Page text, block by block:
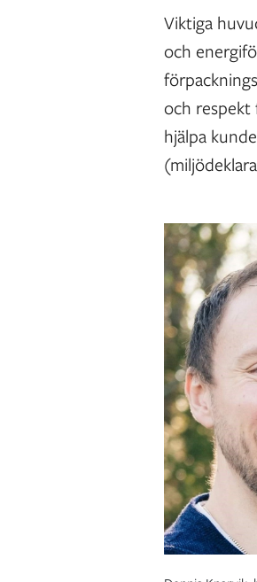
Viktiga
och
och
hjälpa